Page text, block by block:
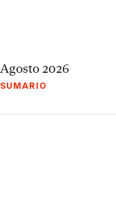
Agosto 2026
SUMARIO